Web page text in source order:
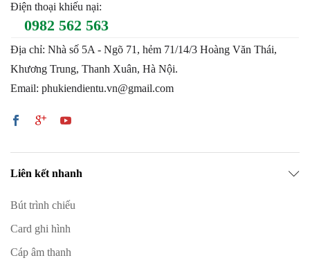
Điện thoại khiếu nại:
0982 562 563
Địa chỉ: Nhà số 5A - Ngõ 71, hẻm 71/14/3 Hoàng Văn Thái,
Khương Trung, Thanh Xuân, Hà Nội.
Email: phukiendientu.vn@gmail.com
Liên kết nhanh
Bút trình chiếu
Card ghi hình
Cáp âm thanh